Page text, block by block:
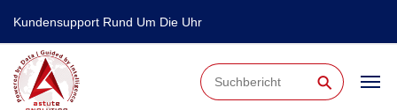
Kundensupport Rund Um Die Uhr
⚲